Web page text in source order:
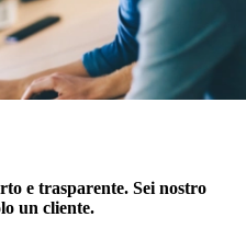
e trasparente. Sei nostro
un cliente.